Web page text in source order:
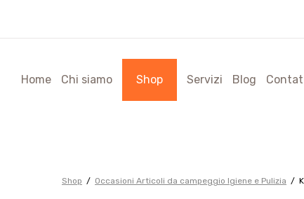
Home Chi siamo Shop Servizi Blog
Shop Occasioni Articoli da campeggio Igiene e Pulizia